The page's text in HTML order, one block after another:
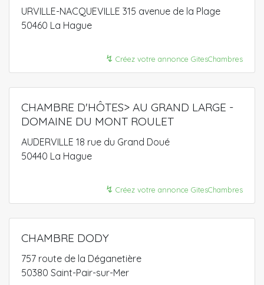
URVILLE-NACQUEVILLE 315 avenue de la Plage
50460 La Hague
↯ Créez votre annonce GitesChambres
CHAMBRE D'HÔTES> AU GRAND LARGE -
DOMAINE DU MONT ROULET
AUDERVILLE 18 rue du Grand Doué
50440 La Hague
↯ Créez votre annonce GitesChambres
CHAMBRE DODY
757 route de la Déganetière
50380 Saint-Pair-sur-Mer